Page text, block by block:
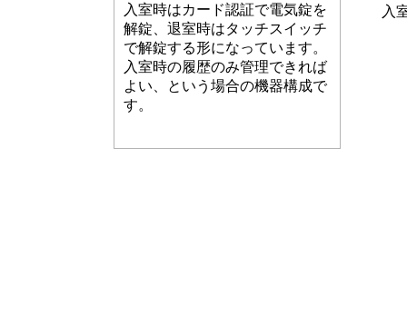
入室時はカード認証で電気錠を
解錠、退室時はタッチスイッチ
で解錠する形になっています。
入室時の履歴のみ管理できれば
よい、という場合の機器構成で
す。
入